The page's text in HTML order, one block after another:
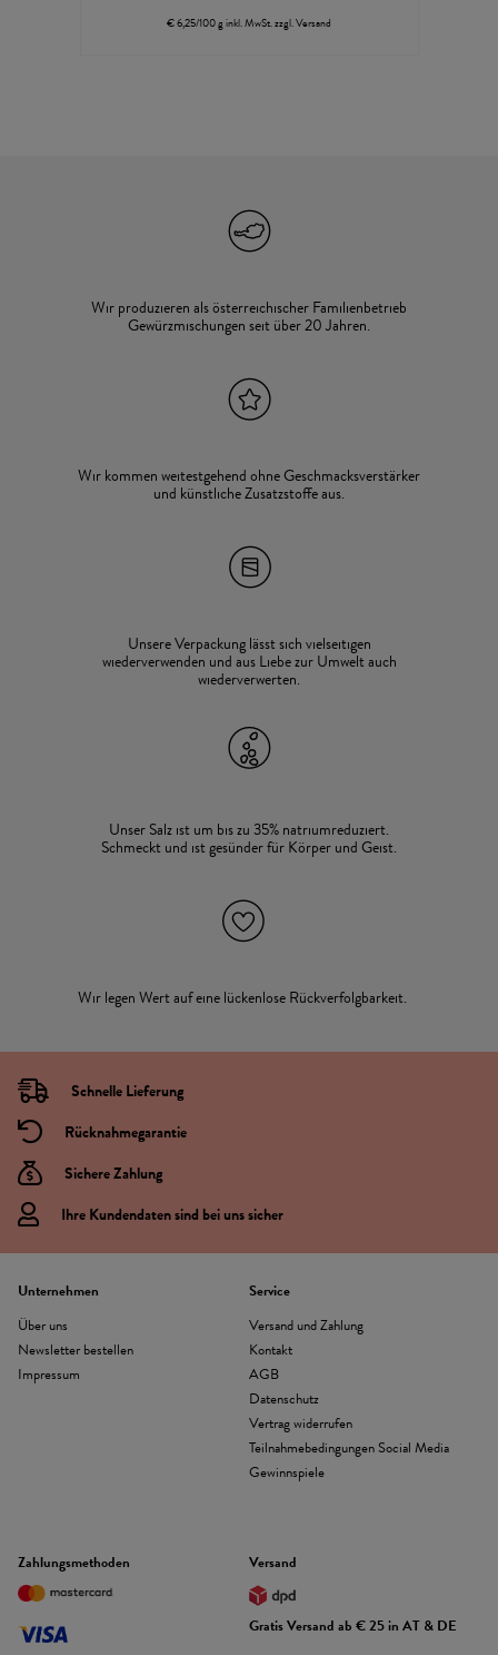
€ 6,25/100 g inkl. MwSt.zzgl.Versand
Wir produzieren als österreichischer Familienbetrieb
Gewürzmischungen seit über 20 Jahren.
Wir kommen weitestgehend ohne Geschmacksverstärker
und künstliche Zusatzstoffe aus.
Unsere Verpackung lässt sich vielseitigen
wiederverwenden und aus Liebe zur Umwelt auch
wiederverwerten.
Unser Salz ist um bis zu 35% natriumreduziert.
Schmeckt und ist gesünder für Körper und Geist.
Wir legen Wert auf eine lückenlose Rückverfolgbarkeit.
Schnelle Lieferung
Rücknahmegarantie
Sichere Zahlung
Ihre Kundendaten sind bei uns sicher
Unternehmen
Über uns
Newsletter bestellen
Impressum
Service
Versand und Zahlung
Kontakt
AGB
Datenschutz
Vertrag widerrufen
Teilnahmebedingungen Social Media
Gewinnspiele
Zahlungsmethoden Versand
Gratis Versand ab € 25 in AT & DE